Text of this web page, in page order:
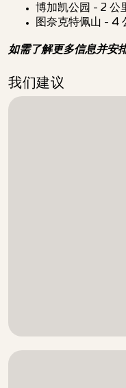
博加凯公园 - 2 公
图奈克特佩山 - 4
如需了解更多信息并安
我们建议